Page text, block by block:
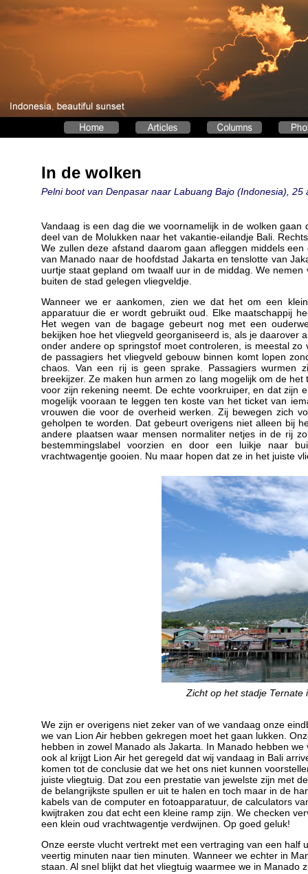
In de wolken
Pelni boot van Denpasar naar Labuang Bajo (Indonesia), 25
Vandaag is een dag die we voornamelijk in de wolken
deel van de Molukken naar het vakantie-eilandje Bali.
We zullen deze afstand daarom gaan afleggen middels
van Manado naar de hoofdstad Jakarta en tenslotte van
uurtje staat gepland om twaalf uur in de middag. We
buiten de stad gelegen vliegveldje.
Wanneer we er aankomen, zien we dat het om een
apparatuur die er wordt gebruikt oud. Elke maatschappij
Het wegen van de bagage gebeurt nog met een
bekijken hoe het vliegveld georganiseerd is, als je daarover
onder andere op springstof moet controleren, is meestal
de passagiers het vliegveld gebouw binnen komt lopen
chaos. Van een rij is geen sprake. Passagiers wurmen
breekijzer. Ze maken hun armen zo lang mogelijk om de
voor zijn rekening neemt. De echte voorkruiper, en dat zijn
mogelijk vooraan te leggen ten koste van het ticket van
vrouwen die voor de overheid werken. Zij bewegen zich
geholpen te worden. Dat gebeurt overigens niet alleen bij
andere plaatsen waar mensen normaliter netjes in de rij
bestemmingslabel voorzien en door een luikje naar
vrachtwagentje gooien. Nu maar hopen dat ze in het juiste
Zicht op het stadje Ternate
We zijn er overigens niet zeker van of we vandaag onze
we van Lion Air hebben gekregen moet het gaan lukken.
hebben in zowel Manado als Jakarta. In Manado hebben
ook al krijgt Lion Air het geregeld dat wij vandaag in Bali
komen tot de conclusie dat we het ons niet kunnen
juiste vliegtuig. Dat zou een prestatie van jewelste zijn met
de belangrijkste spullen er uit te halen en toch maar in de
kabels van de computer en fotoapparatuur, de calculators
kwijtraken zou dat echt een kleine ramp zijn. We checken
een klein oud vrachtwagentje verdwijnen. Op goed geluk!
Onze eerste vlucht vertrekt met een vertraging van een
veertig minuten naar tien minuten. Wanneer we echter in
staan. Al snel blijkt dat het vliegtuig waarmee we in